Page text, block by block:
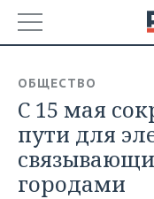
БАШКОРТОСТАН
ТАТАРСТАН
УДМУРТИЯ
НОВОСТИ
АНАЛИТИКА
НОВОСТИ
ЭКОНОМИКА
ОБЩЕСТВО
С 15 мая
пути для
городами